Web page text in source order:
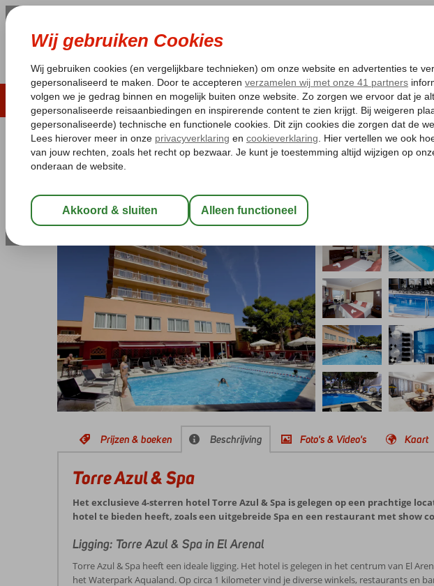
LAST MINUTE ZOMER 2026 ZONVAKANTIE VERRE
Pakketgarantie Laagsteprijsgarantie* Gratis annuleren*
Home
Spanje Balearen
Torre Azul & Spa
Logies-Hotel
Prijzen & boeken Beschrijving Foto's & Video's Kaart
Torre Azul & Spa
Het exclusieve 4-sterren hotel Torre Azul & Spa is gelegen op een prachtige
hotel te bieden heeft, zoals een uitgebreide Spa en een restaurant met show
Ligging: Torre Azul & Spa in El Arenal
Torre Azul & Spa heeft een ideale ligging. Het hotel is gelegen in het centrum van El
het Waterpark Aqualand. Op circa 1 kilometer vind je diverse winkels, restaurants en